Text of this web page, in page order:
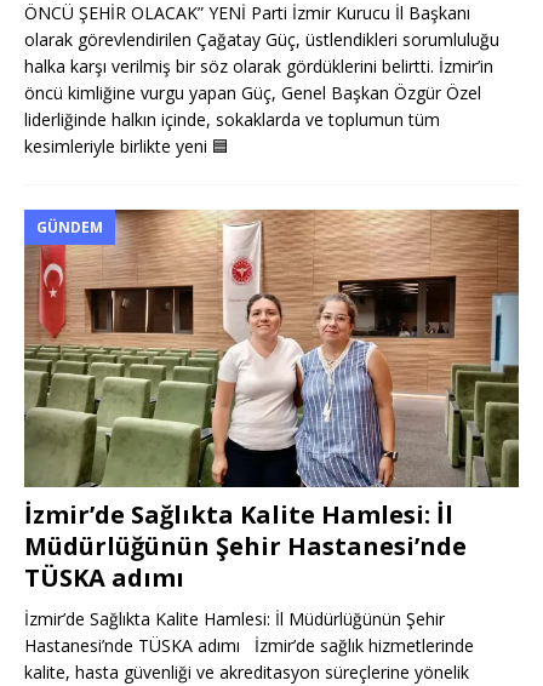
ÖNCÜ ŞEHİR OLACAK” YENİ Parti İzmir Kurucu İl Başkanı
olarak görevlendirilen Çağatay Güç, üstlendikleri sorumluluğu
halka karşı verilmiş bir söz olarak gördüklerini belirtti. İzmir’in
öncü kimliğine vurgu yapan Güç, Genel Başkan Özgür Özel
liderliğinde halkın içinde, sokaklarda ve toplumun tüm
kesimleriyle birlikte yeni 🟦
GÜNDEM
İzmir’de Sağlıkta Kalite Hamlesi: İl
Müdürlüğünün Şehir Hastanesi’nde
TÜSKA adımı
İzmir’de Sağlıkta Kalite Hamlesi: İl Müdürlüğünün Şehir
Hastanesi’nde TÜSKA adımı İzmir’de sağlık hizmetlerinde
kalite, hasta güvenliği ve akreditasyon süreçlerine yönelik